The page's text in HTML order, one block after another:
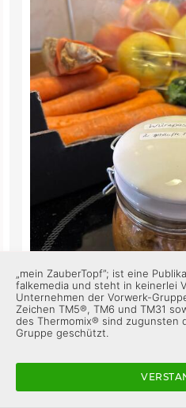
1
„mein ZauberTopf”; ist eine
falkemedia und steht in keinerlei
Unternehmen der Vorwerk-
Zeichen TM5®, TM6 und TM31
des Thermomix® sind zugunsten
Gruppe geschützt.